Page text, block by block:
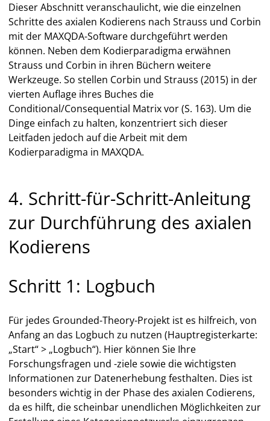
Dieser Abschnitt veranschaulicht, wie die einzelnen
Schritte des axialen Kodierens nach Strauss und Corbin
mit der MAXQDA-Software durchgeführt werden
können. Neben dem Kodierparadigma erwähnen
Strauss und Corbin in ihren Büchern weitere
Werkzeuge. So stellen Corbin und Strauss (2015) in der
vierten Auflage ihres Buches die
Conditional/Consequential Matrix vor (S. 163). Um die
Dinge einfach zu halten, konzentriert sich dieser
Leitfaden jedoch auf die Arbeit mit dem
Kodierparadigma in MAXQDA.
4. Schritt-für-Schritt-Anleitung
zur Durchführung des axialen
Kodierens
Schritt 1: Logbuch
Für jedes Grounded-Theory-Projekt ist es hilfreich, von
Anfang an das Logbuch zu nutzen (Hauptregisterkarte:
„Start“ > „Logbuch“). Hier können Sie Ihre
Forschungsfragen und -ziele sowie die wichtigsten
Informationen zur Datenerhebung festhalten. Dies ist
besonders wichtig in der Phase des axialen Codierens,
da es hilft, die scheinbar unendlichen Möglichkeiten zur